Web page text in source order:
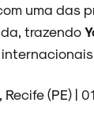
uma das
trazendo
(PE) |